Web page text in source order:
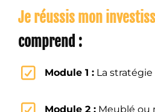
Je réussis mon
comprend :
Module 1 :La stratégie
Module 2 :Meublé ou